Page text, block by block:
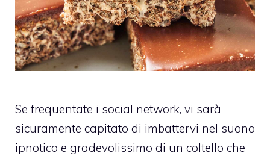
Se frequentate i social network, vi sarà
sicuramente capitato di imbattervi nel suono
ipnotico e gradevolissimo di un coltello che